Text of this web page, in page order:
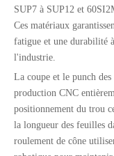
SUP7 à SUP12 et
Ces matériaux
fatigue et une durabilité
l'industrie.
La coupe et le punch
production CNC
positionnement du trou
la longueur des feuilles
roulement de cône